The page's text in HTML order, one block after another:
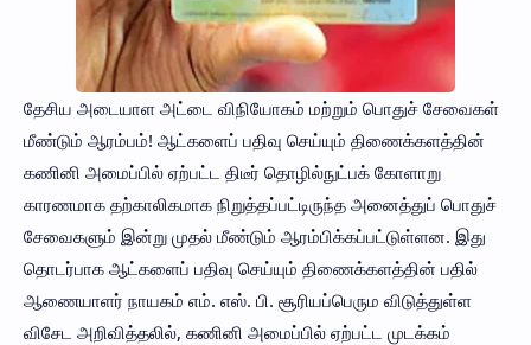
தேசிய அடையாள அட்டை விநியோகம் மற்றும் பொதுச் சேவைகள்
மீண்டும் ஆரம்பம்! ஆட்களைப் பதிவு செய்யும் திணைக்களத்தின்
கணினி அமைப்பில் ஏற்பட்ட திடீர் தொழில்நுட்பக் கோளாறு
காரணமாக தற்காலிகமாக நிறுத்தப்பட்டிருந்த அனைத்துப் பொதுச்
சேவைகளும் இன்று முதல் மீண்டும் ஆரம்பிக்கப்பட்டுள்ளன. இது
தொடர்பாக ஆட்களைப் பதிவு செய்யும் திணைக்களத்தின் பதில்
ஆணையாளர் நாயகம் எம். எஸ். பி. சூரியப்பெரும விடுத்துள்ள
விசேட அறிவித்தலில், கணினி அமைப்பில் ஏற்பட்ட முடக்கம்